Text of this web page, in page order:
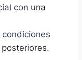
con una